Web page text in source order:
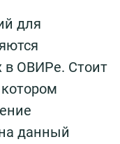
для
в ОВИРе. Стоит
данный